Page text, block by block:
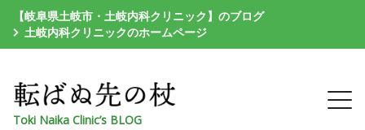
【岐阜県土岐市・土岐内科クリニック】のブログ
土岐内科クリニックのホームページ
Toki Naika Clinic’s BLOG